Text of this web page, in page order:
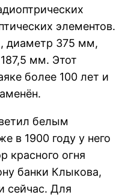
элементов.
диаметр 375 мм,
мм. Этот
более 100 лет и
белым
в 1900 году у него
красного огня
банки Клыкова,
сейчас. Для